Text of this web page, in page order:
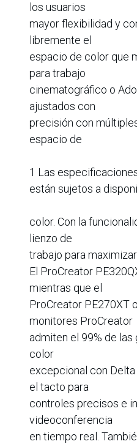
los usuarios
mayor flexibilidad y
libremente el
espacio de color que
para trabajo
cinematográfico o
ajustados con
precisión con
espacio de
1 Las
están sujetos a
color. Con la
lienzo de
trabajo para
El ProCreator
mientras que el
ProCreator PE270XT
monitores ProCreator
admiten el 99% de las
color
excepcional con Delta
el tacto para
controles precisos e
videoconferencia
en tiempo real.